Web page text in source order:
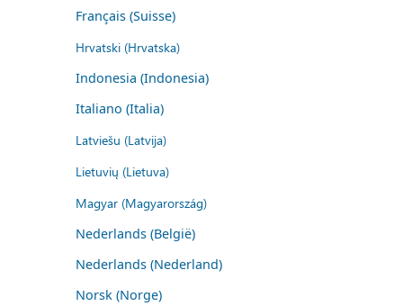
Français (Suisse)
Hrvatski (Hrvatska)
Indonesia (Indonesia)
Italiano (Italia)
Latviešu (Latvija)
Lietuvių (Lietuva)
Magyar (Magyarország)
Nederlands (België)
Nederlands (Nederland)
Norsk (Norge)